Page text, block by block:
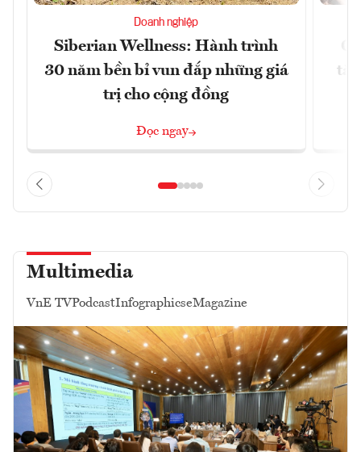
Doanh nghiệp
Siberian Wellness: Hành trình
30 năm bền bỉ vun đắp những giá
trị cho cộng đồng
Đọc ngay
Multimedia
VnE TVPodcastInfographicseMagazine